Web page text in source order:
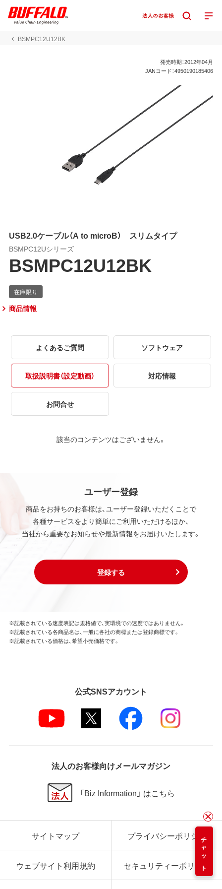
BSMPC12U12BK
発売時期：2012年04月
JANコード：4950190185406
USB2.0ケーブル（A to microB） スリムタイプ
BSMPC12Uシリーズ
BSMPC12U12BK
商品情報
よくあるご質問 ソフトウェア
取扱説明書（設定動画） 対応情報
お問合せ
該当のコンテンツはございません。
ユーザー登録
商品をお持ちのお客様は、ユーザー登録いただくことで
各種サービスをより簡単にご利用いただけるほか、
当社から重要なお知らせや最新情報をお届けいたします。
登録する
チャット
※記載されている速度表記は規格値で、実環境での速度ではありません。
※記載されている各商品名は、一般に各社の商標または登録商標です。
※記載されている価格は、希望小売価格です。
公式SNSアカウント
法人のお客様向けメールマガジン
「Biz Information」 はこちら
サイトマップ プライバシーポリシー
ウェブサイト利用規約 セキュリティーポリシー